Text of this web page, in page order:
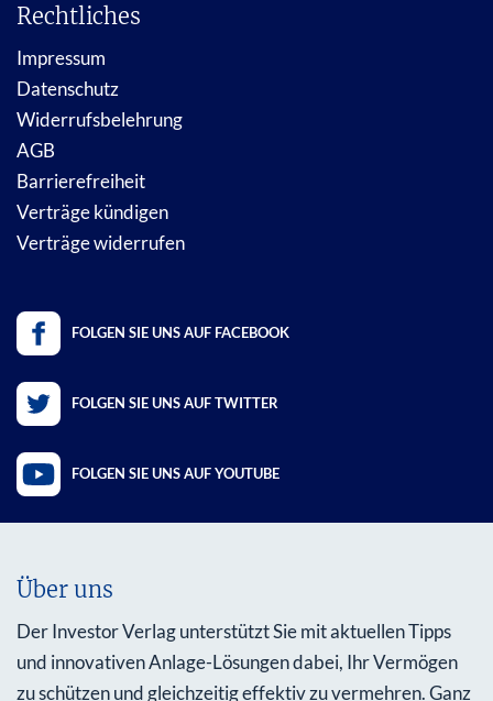
Rechtliches
Impressum
Datenschutz
Widerrufsbelehrung
AGB
Barrierefreiheit
Verträge kündigen
Verträge widerrufen
FOLGEN SIE UNS AUF FACEBOOK
FOLGEN SIE UNS AUF TWITTER
FOLGEN SIE UNS AUF YOUTUBE
Über uns
Der Investor Verlag unterstützt Sie mit aktuellen Tipps
und innovativen Anlage-Lösungen dabei, Ihr Vermögen
zu schützen und gleichzeitig effektiv zu vermehren. Ganz